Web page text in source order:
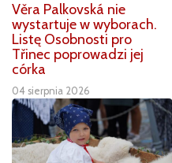
Věra Palkovská nie
wystartuje w wyborach.
Listę Osobnosti pro
Třinec poprowadzi jej
córka
04 sierpnia 2026